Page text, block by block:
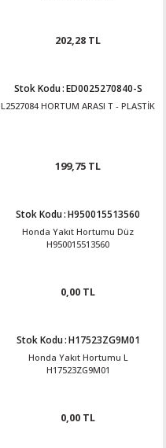
202,28 TL
Stok Kodu:ED0025270840-S
L2527084 HORTUM ARASI T - PLASTİK
199,75 TL
Stok Kodu:H950015513560
Honda Yakıt Hortumu Düz
H950015513560
0,00 TL
Stok Kodu:H17523ZG9M01
Honda Yakıt Hortumu L
H17523ZG9M01
0,00 TL